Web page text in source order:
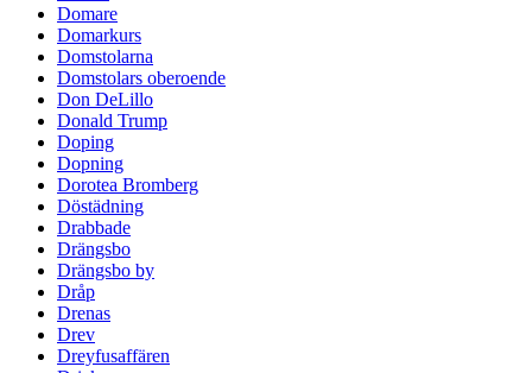
Domare
Domarkurs
Domstolarna
Domstolars oberoende
Don DeLillo
Donald Trump
Doping
Dopning
Dorotea Bromberg
Döstädning
Drabbade
Drängsbo
Drängsbo by
Dråp
Drenas
Drev
Dreyfusaffären